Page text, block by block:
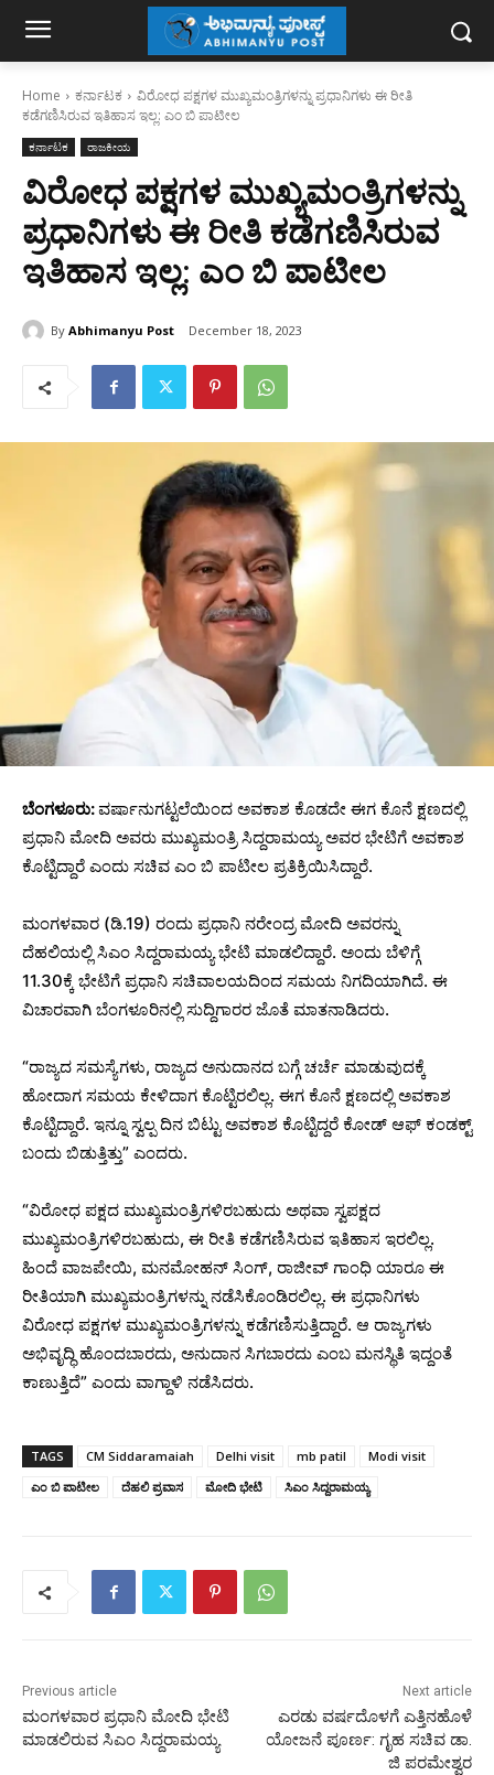
Home ಕರ್ನಾಟಕ
ವಿರೋಧ ಪಕ್ಷಗಳ ಮುಖ್ಯಮಂತ್ರಿಗಳನ್ನು ಪ್ರಧಾನಿಗಳು ಈ ರೀತಿ
ಕಡೆಗಣಿಸಿರುವ ಇತಿಹಾಸ ಇಲ್ಲ: ಎಂ ಬಿ ಪಾಟೀಲ
ಕರ್ನಾಟಕ ರಾಜಕೀಯ
ವಿರೋಧ ಪಕ್ಷಗಳ ಮುಖ್ಯಮಂತ್ರಿಗಳನ್ನು
ಪ್ರಧಾನಿಗಳು ಈ ರೀತಿ ಕಡೆಗಣಿಸಿರುವ
ಇತಿಹಾಸ ಇಲ್ಲ: ಎಂ ಬಿ ಪಾಟೀಲ
By Abhimanyu Post December 18, 2023
ಬೆಂಗಳೂರು:ವರ್ಷಾನುಗಟ್ಟಲೆಯಿಂದ ಅವಕಾಶ ಕೊಡದೇ ಈಗ ಕೊನೆ ಕ್ಷಣದಲ್ಲಿ
ಪ್ರಧಾನಿ ಮೋದಿ ಅವರು ಮುಖ್ಯಮಂತ್ರಿ ಸಿದ್ದರಾಮಯ್ಯ ಅವರ ಭೇಟಿಗೆ ಅವಕಾಶ
ಕೊಟ್ಟಿದ್ದಾರೆ ಎಂದು ಸಚಿವ ಎಂ ಬಿ ಪಾಟೀಲ ಪ್ರತಿಕ್ರಿಯಿಸಿದ್ದಾರೆ.
ಮಂಗಳವಾರ (ಡಿ.19) ರಂದು ಪ್ರಧಾನಿ ನರೇಂದ್ರ ಮೋದಿ ಅವರನ್ನು
ದೆಹಲಿಯಲ್ಲಿ ಸಿಎಂ ಸಿದ್ದರಾಮಯ್ಯ ಭೇಟಿ ಮಾಡಲಿದ್ದಾರೆ. ಅಂದು ಬೆಳಿಗ್ಗೆ
11.30ಕ್ಕೆ ಭೇಟಿಗೆ ಪ್ರಧಾನಿ ಸಚಿವಾಲಯದಿಂದ ಸಮಯ ನಿಗದಿಯಾಗಿದೆ. ಈ
ವಿಚಾರವಾಗಿ ಬೆಂಗಳೂರಿನಲ್ಲಿ ಸುದ್ದಿಗಾರರ ಜೊತೆ ಮಾತನಾಡಿದರು.
“ರಾಜ್ಯದ ಸಮಸ್ಯೆಗಳು, ರಾಜ್ಯದ ಅನುದಾನದ ಬಗ್ಗೆ ಚರ್ಚೆ ಮಾಡುವುದಕ್ಕೆ
ಹೋದಾಗ ಸಮಯ ಕೇಳಿದಾಗ ಕೊಟ್ಟಿರಲಿಲ್ಲ. ಈಗ ಕೊನೆ ಕ್ಷಣದಲ್ಲಿ ಅವಕಾಶ
ಕೊಟ್ಟಿದ್ದಾರೆ. ಇನ್ನೂ ಸ್ವಲ್ಪ ದಿನ ಬಿಟ್ಟು ಅವಕಾಶ ಕೊಟ್ಟಿದ್ದರೆ ಕೋಡ್ ಆಫ್ ಕಂಡಕ್ಟ್
ಬಂದು ಬಿಡುತ್ತಿತ್ತು” ಎಂದರು.
“ವಿರೋಧ ಪಕ್ಷದ ಮುಖ್ಯಮಂತ್ರಿಗಳಿರಬಹುದು ಅಥವಾ ಸ್ವಪಕ್ಷದ
ಮುಖ್ಯಮಂತ್ರಿಗಳಿರಬಹುದು, ಈ ರೀತಿ ಕಡೆಗಣಿಸಿರುವ ಇತಿಹಾಸ ಇರಲಿಲ್ಲ.
ಹಿಂದೆ ವಾಜಪೇಯಿ, ಮನಮೋಹನ್ ಸಿಂಗ್, ರಾಜೀವ್ ಗಾಂಧಿ ಯಾರೂ ಈ
ರೀತಿಯಾಗಿ ಮುಖ್ಯಮಂತ್ರಿಗಳನ್ನು ನಡೆಸಿಕೊಂಡಿರಲಿಲ್ಲ. ಈ ಪ್ರಧಾನಿಗಳು
ವಿರೋಧ ಪಕ್ಷಗಳ ಮುಖ್ಯಮಂತ್ರಿಗಳನ್ನು ಕಡೆಗಣಿಸುತ್ತಿದ್ದಾರೆ. ಆ ರಾಜ್ಯಗಳು
ಅಭಿವೃದ್ಧಿ ಹೊಂದಬಾರದು, ಅನುದಾನ ಸಿಗಬಾರದು ಎಂಬ ಮನಸ್ಥಿತಿ ಇದ್ದಂತೆ
ಕಾಣುತ್ತಿದೆ” ಎಂದು ವಾಗ್ದಾಳಿ ನಡೆಸಿದರು.
TAGS CM Siddaramaiah Delhi visit mb patil
Modi visit
ಎಂ ಬಿ ಪಾಟೀಲ
ದೆಹಲಿ ಪ್ರವಾಸ ಮೋದಿ ಭೇಟಿ ಸಿಎಂ ಸಿದ್ದರಾಮಯ್ಯ
Previous article
ಮಂಗಳವಾರ ಪ್ರಧಾನಿ ಮೋದಿ ಭೇಟಿ
ಮಾಡಲಿರುವ ಸಿಎಂ ಸಿದ್ದರಾಮಯ್ಯ
Next article
ಎರಡು ವರ್ಷದೊಳಗೆ ಎತ್ತಿನಹೊಳೆ
ಯೋಜನೆ ಪೂರ್ಣ: ಗೃಹ ಸಚಿವ ಡಾ.
ಜಿ ಪರಮೇಶ್ವರ